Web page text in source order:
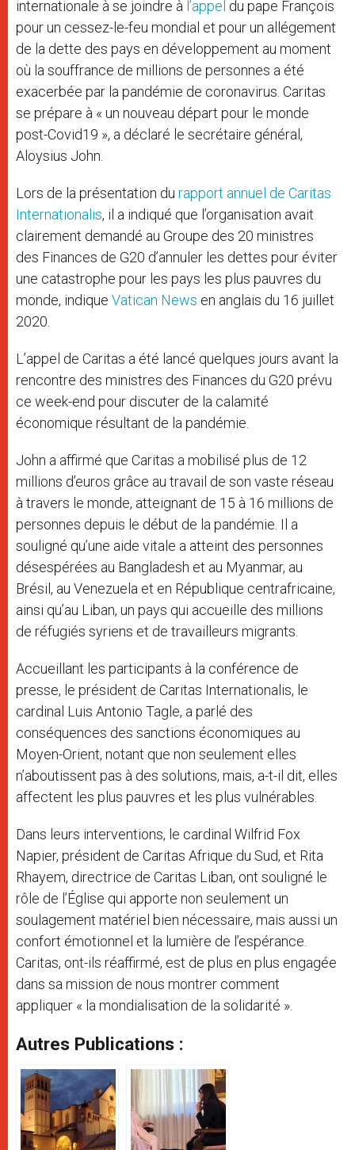
internationale à se joindre à l’appel du pape François
pour un cessez-le-feu mondial et pour un allégement
de la dette des pays en développement au moment
où la souffrance de millions de personnes a été
exacerbée par la pandémie de coronavirus. Caritas
se prépare à « un nouveau départ pour le monde
post-Covid19 », a déclaré le secrétaire général,
Aloysius John.
Lors de la présentation du rapport annuel de Caritas
Internationalis, il a indiqué que l’organisation avait
clairement demandé au Groupe des 20 ministres
des Finances de G20 d’annuler les dettes pour éviter
une catastrophe pour les pays les plus pauvres du
monde, indique Vatican News en anglais du 16 juillet
2020.
L’appel de Caritas a été lancé quelques jours avant la
rencontre des ministres des Finances du G20 prévu
ce week-end pour discuter de la calamité
économique résultant de la pandémie.
John a affirmé que Caritas a mobilisé plus de 12
millions d’euros grâce au travail de son vaste réseau
à travers le monde, atteignant de 15 à 16 millions de
personnes depuis le début de la pandémie. Il a
souligné qu’une aide vitale a atteint des personnes
désespérées au Bangladesh et au Myanmar, au
Brésil, au Venezuela et en République centrafricaine,
ainsi qu’au Liban, un pays qui accueille des millions
de réfugiés syriens et de travailleurs migrants.
Accueillant les participants à la conférence de
presse, le président de Caritas Internationalis, le
cardinal Luis Antonio Tagle, a parlé des
conséquences des sanctions économiques au
Moyen-Orient, notant que non seulement elles
n’aboutissent pas à des solutions, mais, a-t-il dit, elles
affectent les plus pauvres et les plus vulnérables.
Dans leurs interventions, le cardinal Wilfrid Fox
Napier, président de Caritas Afrique du Sud, et Rita
Rhayem, directrice de Caritas Liban, ont souligné le
rôle de l’Église qui apporte non seulement un
soulagement matériel bien nécessaire, mais aussi un
confort émotionnel et la lumière de l’espérance.
Caritas, ont-ils réaffirmé, est de plus en plus engagée
dans sa mission de nous montrer comment
appliquer « la mondialisation de la solidarité ».
Autres Publications :